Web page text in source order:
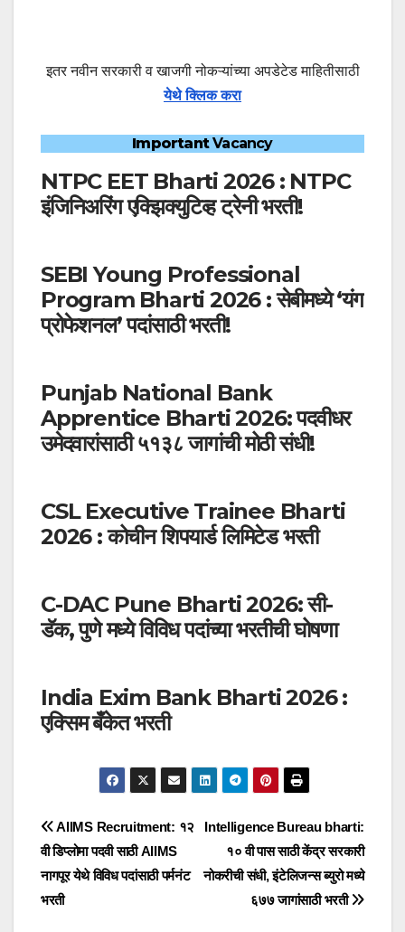
इतर नवीन सरकारी व खाजगी नोकऱ्यांच्या अपडेटेड माहितीसाठी
येथे क्लिक करा
ImportantVacancy
NTPC EET Bharti 2026 : NTPC
इंजिनिअरिंग एक्झिक्युटिव्ह ट्रेनी भरती!
SEBI Young Professional
Program Bharti 2026 : सेबीमध्ये ‘यंग
प्रोफेशनल’ पदांसाठी भरती!
Punjab National Bank
Apprentice Bharti 2026: पदवीधर
उमेदवारांसाठी ५१३८ जागांची मोठी संधी!
CSL Executive Trainee Bharti
2026 : कोचीन शिपयार्ड लिमिटेड भरती
C-DAC Pune Bharti 2026: सी-
डॅक, पुणे मध्ये विविध पदांच्या भरतीची घोषणा
India Exim Bank Bharti 2026 :
एक्सिम बँकेत भरती
Post
navigation
Intelligence Bureau bharti:
१० वी पास साठी केंद्र सरकारी
नोकरीची संधी, इंटेलिजन्स ब्युरो मध्ये
६७७ जागांसाठी भरती
AIIMS Recruitment: १२
वी डिप्लोमा पदवी साठी AIIMS
नागपूर येथे विविध पदांसाठी पर्मनंट
भरती